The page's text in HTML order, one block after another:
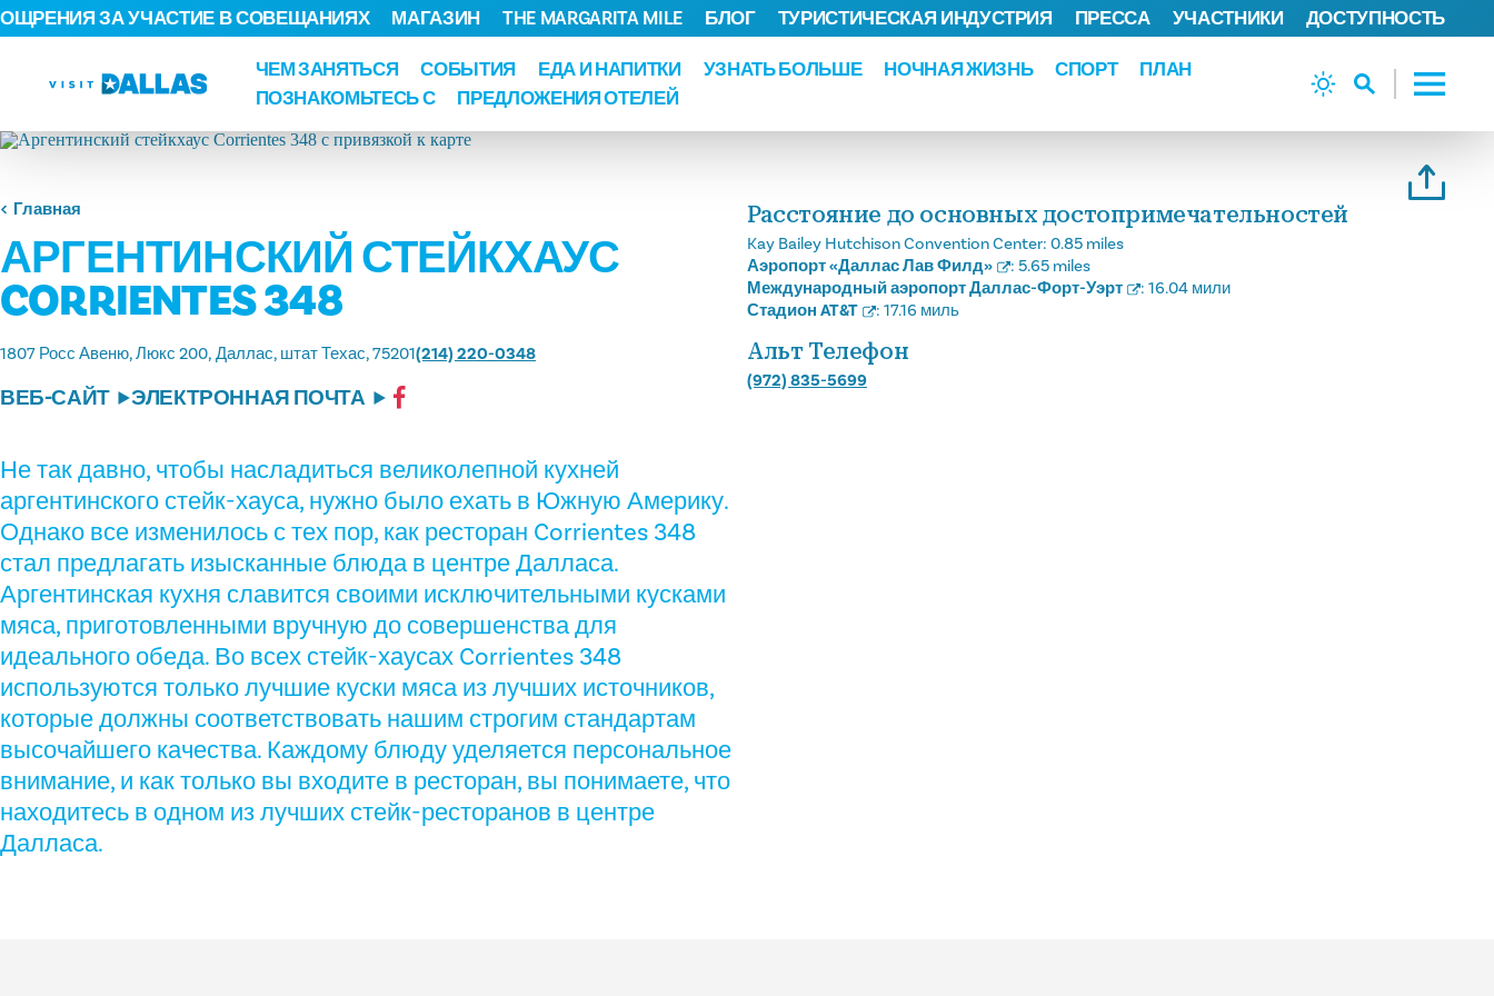
Перейти к содержанию
ЧЕМ ЗАНЯТЬСЯ СОБЫТИЯ ЕДА И НАПИТКИ УЗНАТЬ БОЛЬШЕ НОЧНАЯ ЖИЗНЬ СПОРТ
ПЛАН
ПОЗНАКОМЬТЕСЬ С
ПРЕДЛОЖЕНИЯ ОТЕЛЕЙ
ЗА УЧАСТИЕ В СОВЕЩАНИЯХ МАГАЗИН THE MARGARITA MILE БЛОГ ТУРИСТИЧЕСКАЯ ИНДУСТРИЯ ПРЕССА УЧАСТНИКИ ДОСТУПНОСТЬ
Главная
АРГЕНТИНСКИЙ СТЕЙКХАУС
CORRIENTES 348
1807 Росс Авеню, Люкс 200 Даллас, штат Техас, 75201(214) 220-0348
ВЕБ-САЙТ ЭЛЕКТРОННАЯ ПОЧТА
Не так давно, чтобы насладиться великолепной кухней
аргентинского стейк-хауса, нужно было ехать в Южную Америку.
Однако все изменилось с тех пор, как ресторан Corrientes 348
стал предлагать изысканные блюда в центре Далласа.
Аргентинская кухня славится своими исключительными кусками
мяса, приготовленными вручную до совершенства для
идеального обеда. Во всех стейк-хаусах Corrientes 348
используются только лучшие куски мяса из лучших источников,
которые должны соответствовать нашим строгим стандартам
высочайшего качества. Каждому блюду уделяется персональное
внимание, и как только вы входите в ресторан, вы понимаете, что
находитесь в одном из лучших стейк-ресторанов в центре
Далласа.
Расстояние до основных достопримечательностей
Kay Bailey Hutchison Convention Center: 0.85 miles
Аэропорт «Даллас Лав Филд»
: 5.65 miles
Международный аэропорт Даллас-Форт-Уэрт
: 16.04 мили
Стадион AT&T
: 17.16 миль
Альт Телефон
(972) 835-5699